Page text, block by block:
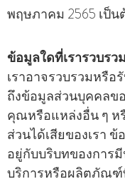
พฤษภาคม 2565 เป็น
ข้อมูลใดที่เรารวบรวม
เราอาจรวบรวมหรื
ถึงข้อมูลส่วนบุคคลข
คุณหรือแหล่งอื่น ๆ ห
ส่วนได้เสียของเรา
อยู่กับบริบทของการ
บริการหรือผลิตภัณฑ์